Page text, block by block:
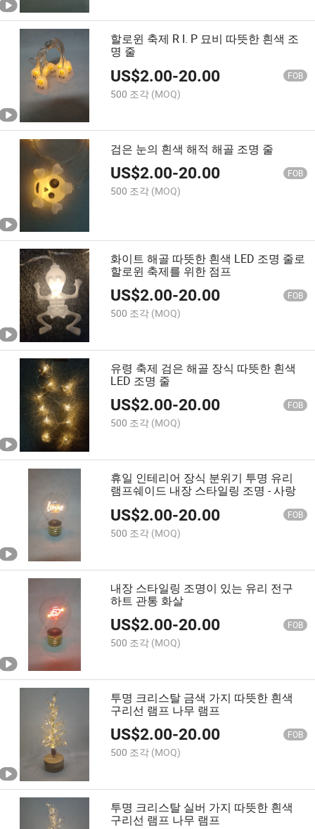
할로윈 축제 R I. P 묘비 따뜻한 흰색 조
명 줄
US$2.00-20.00 FOB
500 조각 (MOQ)
검은 눈의 흰색 해적 해골 조명 줄
US$2.00-20.00 FOB
500 조각 (MOQ)
화이트 해골 따뜻한 흰색 LED 조명 줄로
할로윈 축제를 위한 점프
US$2.00-20.00 FOB
500 조각 (MOQ)
유령 축제 검은 해골 장식 따뜻한 흰색
LED 조명 줄
US$2.00-20.00 FOB
500 조각 (MOQ)
휴일 인테리어 장식 분위기 투명 유리
램프쉐이드 내장 스타일링 조명 - 사랑
US$2.00-20.00 FOB
500 조각 (MOQ)
내장 스타일링 조명이 있는 유리 전구
하트 관통 화살
US$2.00-20.00 FOB
500 조각 (MOQ)
투명 크리스탈 금색 가지 따뜻한 흰색
구리선 램프 나무 램프
US$2.00-20.00 FOB
500 조각 (MOQ)
투명 크리스탈 실버 가지 따뜻한 흰색
구리선 램프 나무 램프